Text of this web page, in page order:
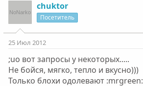
chuktor
Посетитель
25 Июл 2012
;uo вот запросы у некоторых.....
Не бойся, мягко, тепло и вкусно)))
Только блохи одолевают :mrgreen: